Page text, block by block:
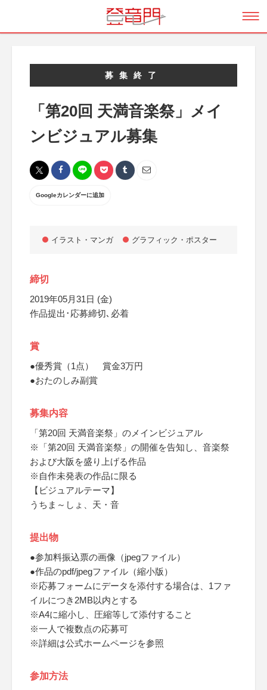
募集終了
「第20回 天満音楽祭」メイ
ンビジュアル募集
Googleカレンダーに追加
イラスト・マンガ グラフィック・ポスター
締切
2019年05月31日 (金)
作品提出･応募締切､必着
賞
●優秀賞（1点） 賞金3万円
●おたのしみ副賞
募集内容
「第20回 天満音楽祭」のメインビジュアル
※「第20回 天満音楽祭」の開催を告知し、音楽祭
および大阪を盛り上げる作品
※自作未発表の作品に限る
【ビジュアルテーマ】
うちま～しょ、天・音
提出物
●参加料振込票の画像（jpegファイル）
●作品のpdf/jpegファイル（縮小版）
※応募フォームにデータを添付する場合は、1ファ
イルにつき2MB以内とする
※A4に縮小し、圧縮等して添付すること
※一人で複数点の応募可
※詳細は公式ホームページを参照
参加方法